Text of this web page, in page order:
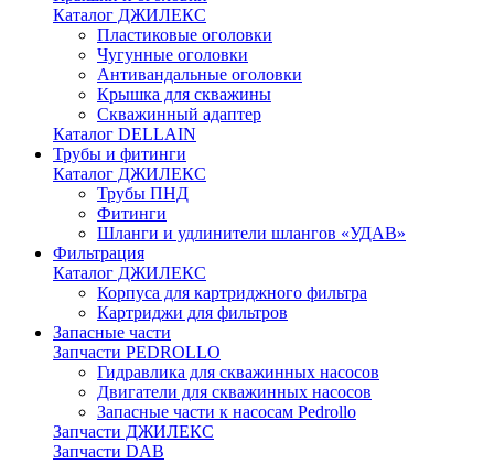
Каталог ДЖИЛЕКС
Пластиковые оголовки
Чугунные оголовки
Антивандальные оголовки
Крышка для скважины
Скважинный адаптер
Каталог DELLAIN
Трубы и фитинги
Каталог ДЖИЛЕКС
Трубы ПНД
Фитинги
Шланги и удлинители шлангов «УДАВ»
Фильтрация
Каталог ДЖИЛЕКС
Корпуса для картриджного фильтра
Картриджи для фильтров
Запасные части
Запчасти PEDROLLO
Гидравлика для скважинных насосов
Двигатели для скважинных насосов
Запасные части к насосам Pedrollo
Запчасти ДЖИЛЕКС
Запчасти DAB